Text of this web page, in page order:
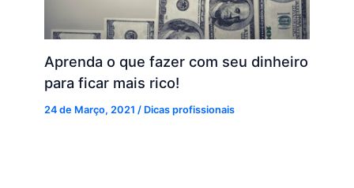
Aprenda o que fazer com seu dinheiro
para ficar mais rico!
24 de Março, 2021 / Dicas profissionais